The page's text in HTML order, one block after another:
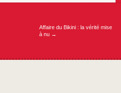
Affaire du Bikini : la vérité mise
à nu →